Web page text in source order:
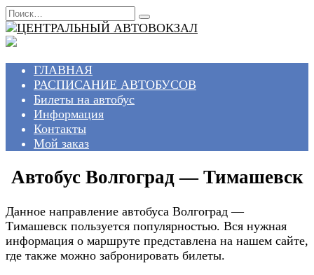
Перейти
к
содержанию
Search
for:
ГЛАВНАЯ
РАСПИСАНИЕ АВТОБУСОВ
Билеты на автобус
Информация
Контакты
Мой заказ
Автобус Волгоград — Тимашевск
Данное направление автобуса Волгоград —
Тимашевск пользуется популярностью. Вся нужная
информация о маршруте представлена на нашем сайте,
где также можно забронировать билеты.